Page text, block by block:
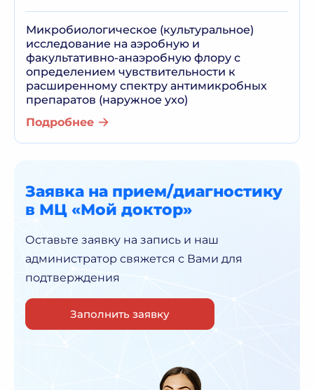
Микробиологическое (культуральное)
исследование на аэробную и
факультативно-анаэробную флору с
определением чувствительности к
расширенному спектру антимикробных
препаратов (наружное ухо)
Подробнее
Заявка на прием/диагностику
в МЦ «Мой доктор»
Оставьте заявку на запись и наш
администратор свяжется с Вами для
подтверждения
Заполнить заявку